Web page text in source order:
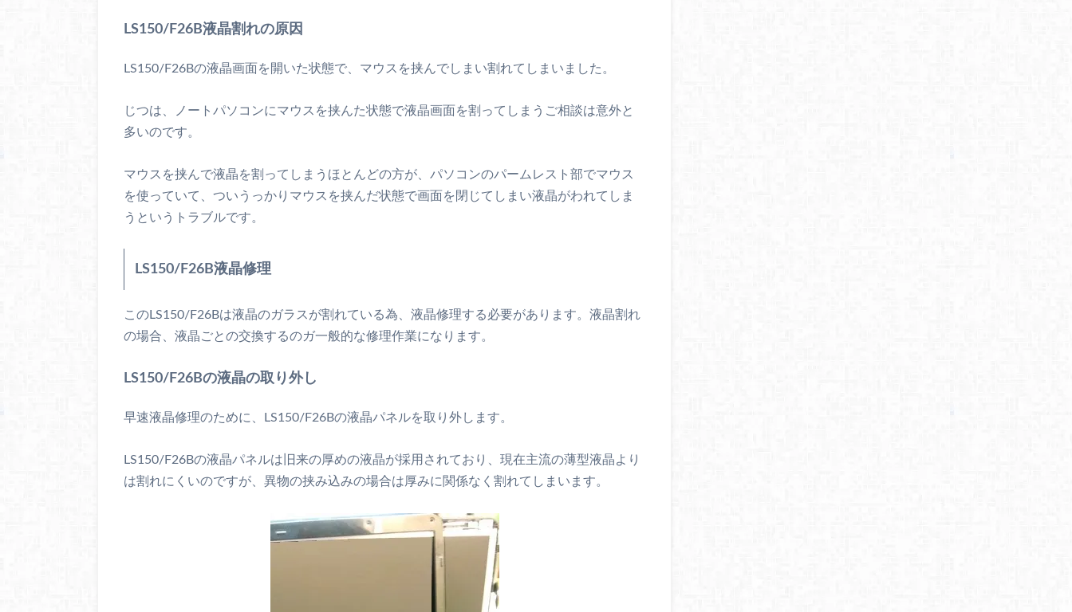
LS150/F26B液晶割れの原因
LS150/F26Bの液晶画面を開いた状態で、マウスを挟んでしまい割れてしまいました。
じつは、ノートパソコンにマウスを挟んた状態で液晶画面を割ってしまうご相談は意外と
多いのです。
マウスを挟んで液晶を割ってしまうほとんどの方が、パソコンのパームレスト部でマウス
を使っていて、ついうっかりマウスを挟んだ状態で画面を閉じてしまい液晶がわれてしま
うというトラブルです。
LS150/F26B液晶修理
このLS150/F26Bは液晶のガラスが割れている為、液晶修理する必要があります。液晶割れ
の場合、液晶ごとの交換するのガ一般的な修理作業になります。
LS150/F26Bの液晶の取り外し
早速液晶修理のために、LS150/F26Bの液晶パネルを取り外します。
LS150/F26Bの液晶パネルは旧来の厚めの液晶が採用されており、現在主流の薄型液晶より
は割れにくいのですが、異物の挟み込みの場合は厚みに関係なく割れてしまいます。